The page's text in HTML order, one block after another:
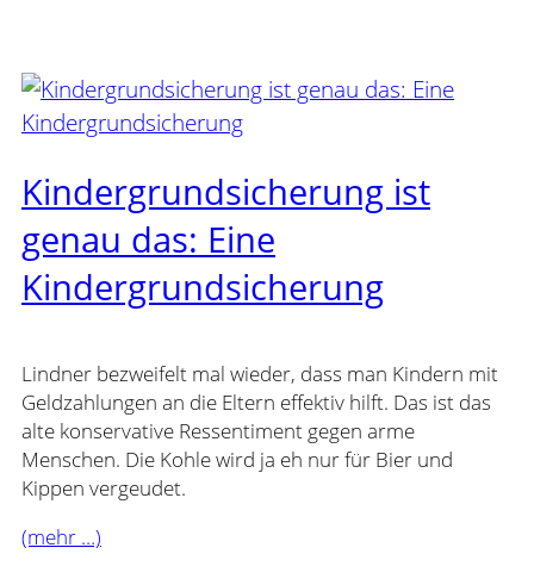
Kindergrundsicherung ist
genau das: Eine
Kindergrundsicherung
Lindner bezweifelt mal wieder, dass man Kindern mit
Geldzahlungen an die Eltern effektiv hilft. Das ist das
alte konservative Ressentiment gegen arme
Menschen. Die Kohle wird ja eh nur für Bier und
Kippen vergeudet.
(mehr …)